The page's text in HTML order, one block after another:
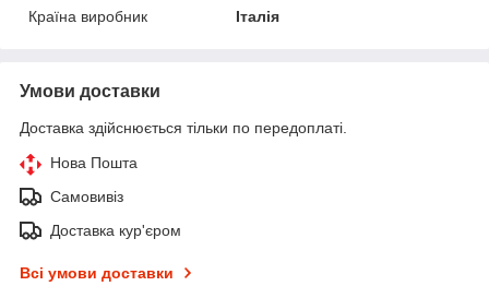
Країна виробник
Італія
Умови доставки
Доставка здійснюється тільки по передоплаті.
Нова Пошта
Самовивіз
Доставка кур'єром
Всі умови доставки